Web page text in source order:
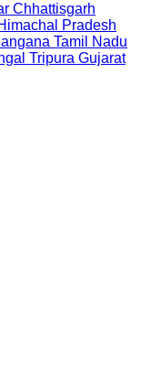
Chhattisgarh
Pradesh
Tamil Nadu
Tripura Gujarat